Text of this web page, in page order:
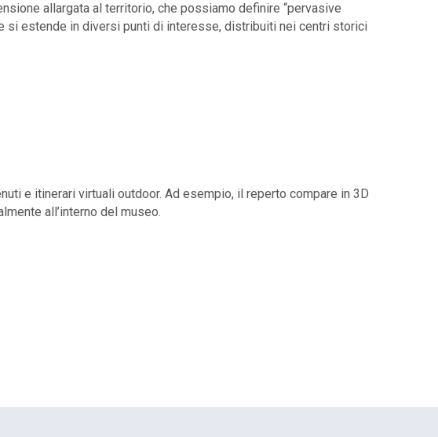
allargata al territorio, che possiamo definire “pervasive
si estende in diversi punti di interesse, distribuiti nei centri storici
e itinerari virtuali outdoor. Ad esempio, il reperto compare in 3D
all’interno del museo.